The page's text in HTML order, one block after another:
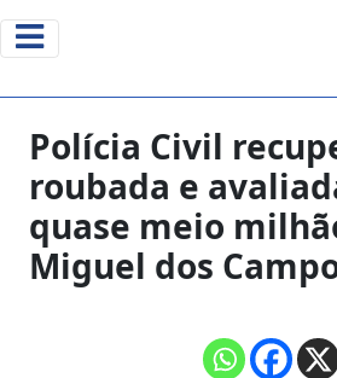
Polícia Civil
roubada e
quase meio
Miguel dos